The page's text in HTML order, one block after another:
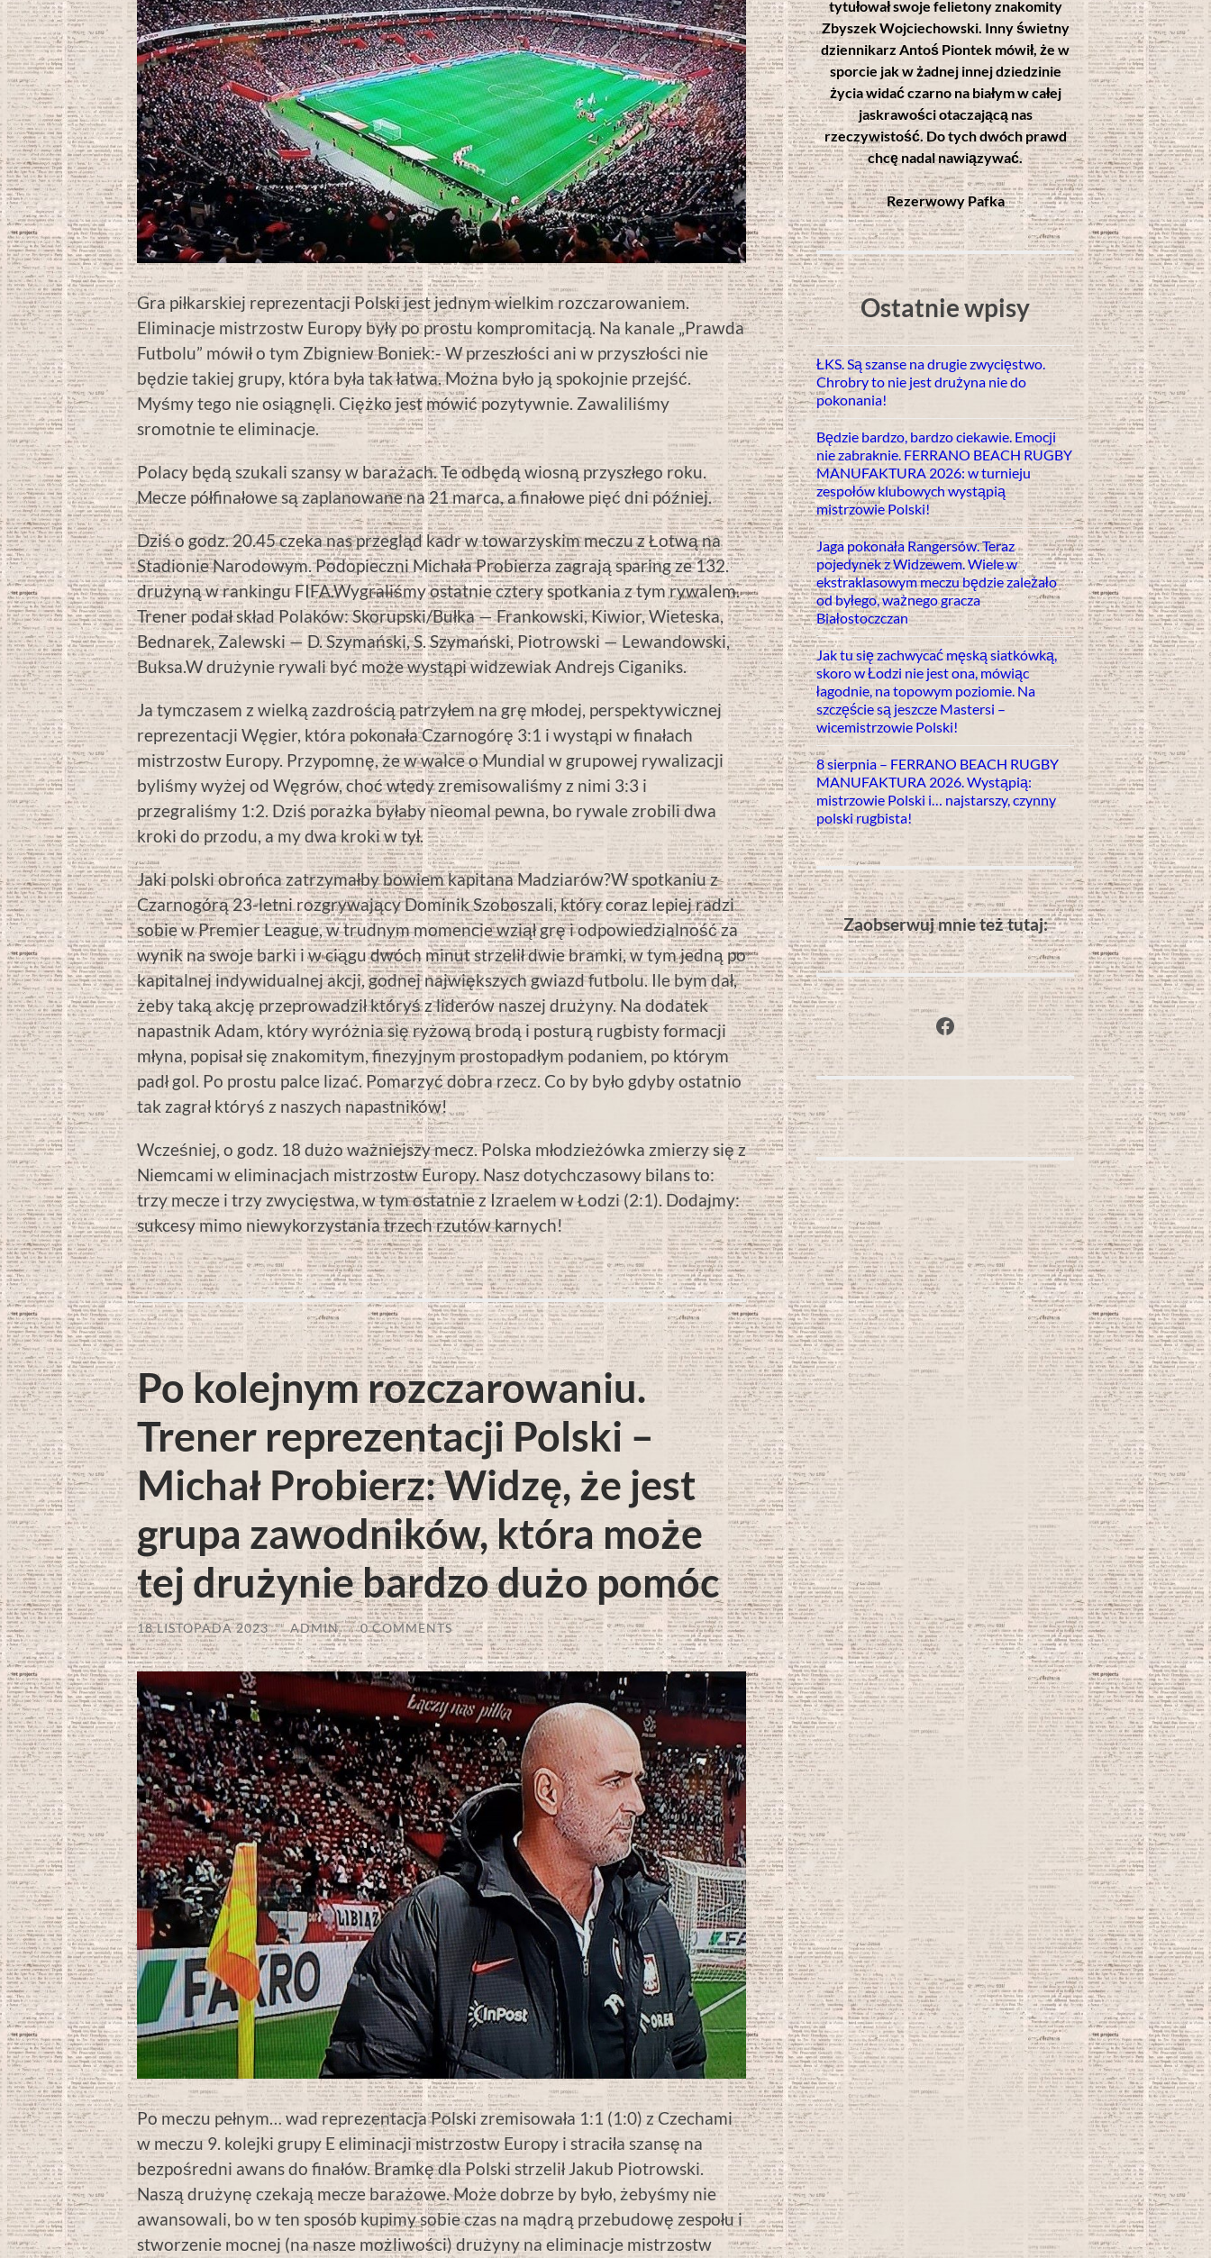
Gra piłkarskiej reprezentacji Polski jest jednym wielkim rozczarowaniem.
Eliminacje mistrzostw Europy były po prostu kompromitacją. Na kanale „Prawda
Futbolu” mówił o tym Zbigniew Boniek:- W przeszłości ani w przyszłości nie
będzie takiej grupy, która była tak łatwa. Można było ją spokojnie przejść.
Myśmy tego nie osiągnęli. Ciężko jest mówić pozytywnie. Zawaliliśmy
sromotnie te eliminacje.
Polacy będą szukali szansy w barażach. Te odbędą wiosną przyszłego roku.
Mecze półfinałowe są zaplanowane na 21 marca, a finałowe pięć dni później.
Dziś o godz. 20.45 czeka nas przegląd kadr w towarzyskim meczu z Łotwą na
Stadionie Narodowym. Podopieczni Michała Probierza zagrają sparing ze 132.
drużyną w rankingu FIFA.Wygraliśmy ostatnie cztery spotkania z tym rywalem.
Trener podał skład Polaków: Skorupski/Bułka — Frankowski, Kiwior, Wieteska,
Bednarek, Zalewski — D. Szymański, S. Szymański, Piotrowski — Lewandowski,
Buksa.W drużynie rywali być może wystąpi widzewiak Andrejs Ciganiks.
Ja tymczasem z wielką zazdrością patrzyłem na grę młodej, perspektywicznej
reprezentacji Węgier, która pokonała Czarnogórę 3:1 i wystąpi w finałach
mistrzostw Europy. Przypomnę, że w walce o Mundial w grupowej rywalizacji
byliśmy wyżej od Węgrów, choć wtedy zremisowaliśmy z nimi 3:3 i
przegraliśmy 1:2. Dziś porażka byłaby nieomal pewna, bo rywale zrobili dwa
kroki do przodu, a my dwa kroki w tył.
Jaki polski obrońca zatrzymałby bowiem kapitana Madziarów?W spotkaniu z
Czarnogórą 23-letni rozgrywający Dominik Szoboszali, który coraz lepiej radzi
sobie w Premier League, w trudnym momencie wziął grę i odpowiedzialność za
wynik na swoje barki i w ciągu dwóch minut strzelił dwie bramki, w tym jedną po
kapitalnej indywidualnej akcji, godnej największych gwiazd futbolu. Ile bym dał,
żeby taką akcję przeprowadził któryś z liderów naszej drużyny. Na dodatek
napastnik Adam, który wyróżnia się ryżową brodą i posturą rugbisty formacji
młyna, popisał się znakomitym, finezyjnym prostopadłym podaniem, po którym
padł gol. Po prostu palce lizać. Pomarzyć dobra rzecz. Co by było gdyby ostatnio
tak zagrał któryś z naszych napastników!
Wcześniej, o godz. 18 dużo ważniejszy mecz. Polska młodzieżówka zmierzy się z
Niemcami w eliminacjach mistrzostw Europy. Nasz dotychczasowy bilans to:
trzy mecze i trzy zwycięstwa, w tym ostatnie z Izraelem w Łodzi (2:1). Dodajmy:
sukcesy mimo niewykorzystania trzech rzutów karnych!
Po kolejnym rozczarowaniu.
Trener reprezentacji Polski –
Michał Probierz: Widzę, że jest
grupa zawodników, która może
tej drużynie bardzo dużo pomóc
18 LISTOPADA 2023 / ADMIN / 0 COMMENTS
Po meczu pełnym… wad reprezentacja Polski zremisowała 1:1 (1:0) z Czechami
w meczu 9. kolejki grupy E eliminacji mistrzostw Europy i straciła szansę na
bezpośredni awans do finałów. Bramkę dla Polski strzelił Jakub Piotrowski.
Naszą drużynę czekają mecze barażowe. Może dobrze by było, żebyśmy nie
awansowali, bo w ten sposób kupimy sobie czas na mądrą przebudowę zespołu i
stworzenie mocnej (na nasze możliwości) drużyny na eliminacje mistrzostw
tytułował swoje felietony znakomity
Zbyszek Wojciechowski. Inny świetny
dziennikarz Antoś Piontek mówił, że w
sporcie jak w żadnej innej dziedzinie
życia widać czarno na białym w całej
jaskrawości otaczającą nas
rzeczywistość. Do tych dwóch prawd
chcę nadal nawiązywać.
Rezerwowy Pafka
Ostatnie wpisy
ŁKS. Są szanse na drugie zwycięstwo.
Chrobry to nie jest drużyna nie do
pokonania!
Będzie bardzo, bardzo ciekawie. Emocji
nie zabraknie. FERRANO BEACH RUGBY
MANUFAKTURA 2026: w turnieju
zespołów klubowych wystąpią
mistrzowie Polski!
Jaga pokonała Rangersów. Teraz
pojedynek z Widzewem. Wiele w
ekstraklasowym meczu będzie zależało
od byłego, ważnego gracza
Białostoczczan
Jak tu się zachwycać męską siatkówką,
skoro w Łodzi nie jest ona, mówiąc
łagodnie, na topowym poziomie. Na
szczęście są jeszcze Mastersi –
wicemistrzowie Polski!
8 sierpnia – FERRANO BEACH RUGBY
MANUFAKTURA 2026. Wystąpią:
mistrzowie Polski i… najstarszy, czynny
polski rugbista!
Zaobserwuj mnie też tutaj:
Facebook